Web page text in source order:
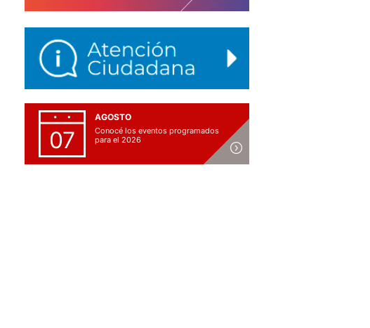
07
AGOSTO
Conocé los eventos programados
para el 2026